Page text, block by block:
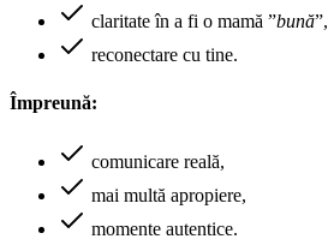
claritate în a fi o mamă ”bună”,
reconectare cu tine.
Împreună:
comunicare reală,
mai multă apropiere,
momente autentice.